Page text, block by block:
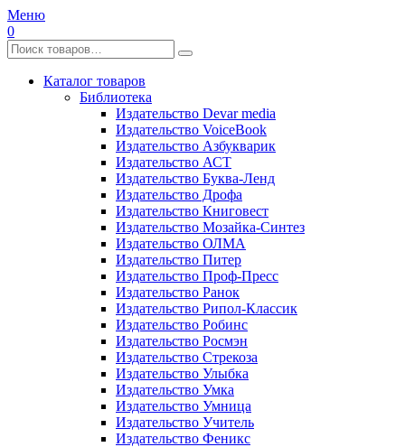
Меню
0
Каталог товаров
Библиотека
Издательство Devar media
Издательство VoiceBook
Издательство Азбукварик
Издательство АСТ
Издательство Буква-Ленд
Издательство Дрофа
Издательство Книговест
Издательство Мозайка-Синтез
Издательство ОЛМА
Издательство Питер
Издательство Проф-Пресс
Издательство Ранок
Издательство Рипол-Классик
Издательство Робинс
Издательство Росмэн
Издательство Стрекоза
Издательство Улыбка
Издательство Умка
Издательство Умница
Издательство Учитель
Издательство Феникс